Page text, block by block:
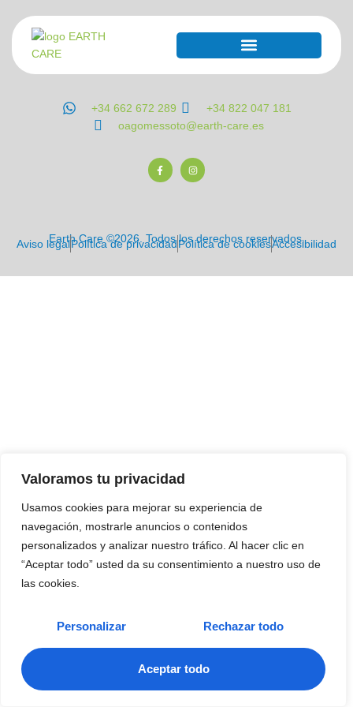
Valoramos tu privacidad
Usamos cookies para mejorar su experiencia de
navegación, mostrarle anuncios o contenidos
personalizados y analizar nuestro tráfico. Al hacer clic en
“Aceptar todo” usted da su consentimiento a nuestro uso de
las cookies.
Personalizar Rechazar todo
Aceptar todo
+34 662 672 289
+34 822 047 181
oagomessoto@earth-care.es
Earth Care ©2026. Todos los derechos reservados.
Aviso legalPolítica de privacidadPolítica de cookiesAccesibilidad